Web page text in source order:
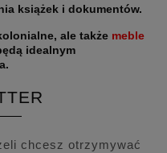
książek i dokumentów.
, ale także meble
idealnym
chcesz otrzymywać